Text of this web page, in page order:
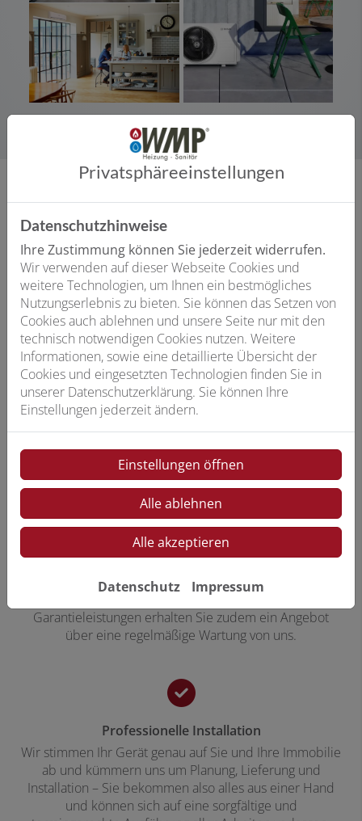
Individuelle Beratung
Die meisten modernen Klimageräte kommen mit
vorinstallierten Pollen- und Staubfiltern zur Luftreinigung
und einem Aktivkohlefilter zur Neutralisierung
unangenehmer Gerüche – vor allem für Allergiker ist das
ein großes Plus. Zudem sind die Geräte ideal als
Entfeuchter und können in Frühjahr und Herbst Ihre
Heizung ersetzen. Wir beraten Sie umfassend zum
Funktionsumfang verschiedener Geräte und Hersteller
und erstellen eine transparente Kostenaufstellung.
Qualität vom Fachbetrieb
Wir verbauen ausschließlich hochwertige Produkte
Ihre Raumklimatisierung genau das tut, was sie soll,
wenn sie es soll. Neben umfassenden Service- und
Garantieleistungen erhalten Sie zudem ein Angebot
über eine regelmäßige Wartung von uns.
Professionelle Installation
Wir stimmen Ihr Gerät genau auf Sie und Ihre Immobilie
ab und kümmern uns um Planung, Lieferung und
Installation – Sie bekommen also alles aus einer Hand
und können sich auf eine sorgfältige und
Privatsphäre­einstellungen
Datenschutzhinweise
Ihre Zustimmung können Sie jederzeit widerrufen.
Wir verwenden auf dieser Webseite Cookies und
weitere Technologien, um Ihnen ein bestmögliches
Nutzungserlebnis zu bieten. Sie können das Setzen von
Cookies auch ablehnen und unsere Seite nur mit den
technisch notwendigen Cookies nutzen. Weitere
Informationen, sowie eine detaillierte Übersicht der
Cookies und eingesetzten Technologien finden Sie in
unserer Datenschutzerklärung. Sie können Ihre
Einstellungen jederzeit ändern.
Einstellungen öffnen
Alle ablehnen
Alle akzeptieren
Datenschutz Impressum